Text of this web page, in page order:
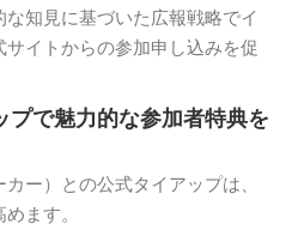
知見に基づいた広報戦略でイ
イトからの参加申し込みを促
プで魅力的な参加者特典を
ー）との公式タイアップは、
ます。